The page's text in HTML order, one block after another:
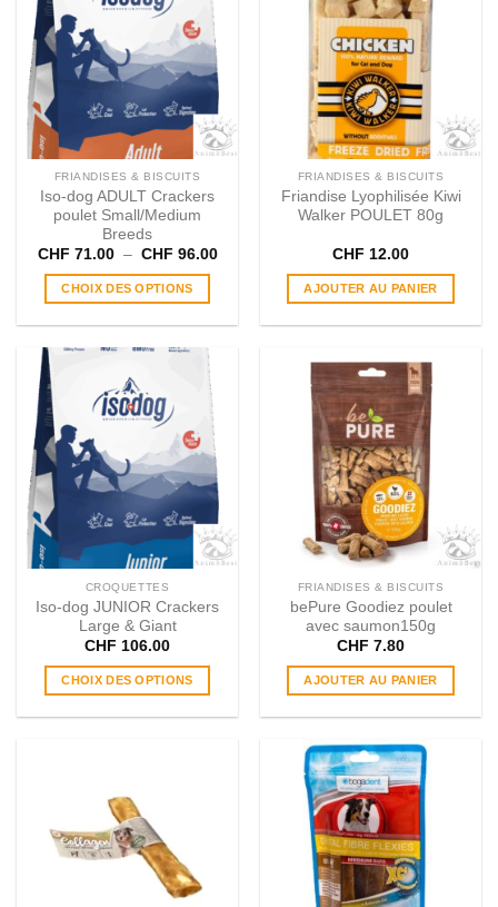
Les
options
peuvent
être
choisies
la
page
du
produit
Les
options
peuvent
être
choisies
sur
la
page
du
produit
FRIANDISES & BISCUITS
Iso-dog ADULT Crackers
poulet Small/Medium
Breeds
CHF 71.00 – CHF 96.00Plage
CHF 96.00
CHOIX DES OPTIONS
plusieurs
variations.
Les
options
peuvent
être
choisies
la
page
du
produit
FRIANDISES & BISCUITS
Friandise Lyophilisée Kiwi
Walker POULET 80g
CHF 12.00
AJOUTER AU PANIER
CROQUETTES
Iso-dog JUNIOR Crackers
Large & Giant
CHF 106.00
CHOIX DES OPTIONS
variations.
Les
options
peuvent
FRIANDISES & BISCUITS
bePure Goodiez poulet
avec saumon150g
CHF 7.80
AJOUTER AU PANIER